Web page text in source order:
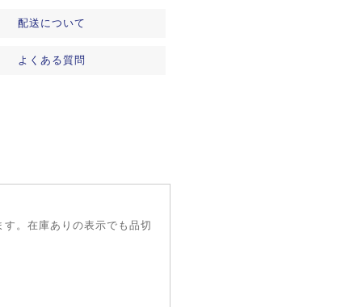
配送について
よくある質問
。在庫ありの表示でも品切